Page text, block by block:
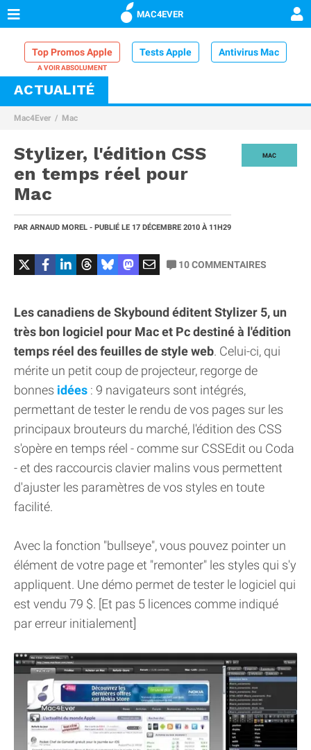
MAC4EVER
Top Promos Apple Tests Apple Antivirus Mac
VPN Mac
Comparatif iPhone
ACTUALITÉ
Mac4Ever Mac
MAC
Stylizer, l'édition CSS
en temps réel pour
Mac
PAR ARNAUD MOREL - PUBLIÉ LE 17 DÉCEMBRE 2010 À 11H29
10COMMENTAIRES
Les canadiens de Skybound éditent Stylizer 5, un
très bon logiciel pour Mac et Pc destiné à l'édition
temps réel des feuilles de style web. Celui-ci, qui
mérite un petit coup de projecteur, regorge de
bonnes idées : 9 navigateurs sont intégrés,
permettant de tester le rendu de vos pages sur les
principaux brouteurs du marché, l'édition des CSS
s'opère en temps réel - comme sur CSSEdit ou Coda
- et des raccourcis clavier malins vous permettent
d'ajuster les paramètres de vos styles en toute
facilité.
Avec la fonction "bullseye", vous pouvez pointer un
élément de votre page et "remonter" les styles qui s'y
appliquent. Une démo permet de tester le logiciel qui
est vendu 79 $. [Et pas 5 licences comme indiqué
par erreur initialement]